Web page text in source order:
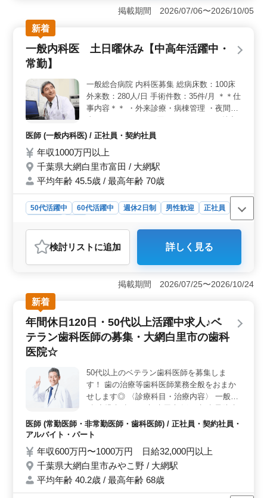
ービスでは50代以上の経験豊富な介護士を積極的に募集
しています。週2〜3日からの勤務も可能で年収200万円か
ら400万円、時給1,000円から1,800円という魅力的な待遇
があります。 ＜やりがいのある業務内容＞ 利用者
の食事介助や排泄介助、レクリエーションの企画・実施
など幅広い介護業務を担当します。またリハビリテーシ
割となります。経験を活かして利用者の笑顔と安心を支
えるお仕事です。 ＜働きやすい環境＞ 週2〜3日か
らの柔軟な勤務体制でライフスタイルに合わせて働くこ
とができます。即日勤務可能な方は優遇されます。アッ
トホームな雰囲気の職場で最後の職場として充実した介
護スタッフ生活を送りませんか。
掲載期間 2026/07/06〜2026/10/05
新着
一般内科医 土日曜休み【中高年活躍中・
常勤】
一般総合病院 内科医募集 総病床数：100床
外来数：280人/日 手術件数：35件/月 ＊＊仕
事内容＊＊ ・外来診療・病棟管理 ・夜間当
直：あり（1ヶ月に2回程） ＊＊ココが魅力
＊＊ ・土日祝休み ・職場環境がいい ・住宅
医師 (一般内科医) / 正社員・契約社員
年収1000万円以上
千葉県大網白里市富田 / 大網駅
平均年齢 45.5歳 / 最高年齢 70歳
50代活躍中 60代活躍中 週休2日制 男性歓迎
正社員
おすすめポイント
＜職場環境＞ この求人は、一般総合病院内の一般内科
医の募集です。土日祝日休みで、住宅費補助があるなど
＜勤務条件＞ 夜間当直は月に2回程度です。医師として
の専門スキルを活かしながらも、比較的ワークライフバ
ランスの取れた生活が可能です。 ＜シニア世代活躍
中＞ この病院では、50代60代の医師も活躍中であり、
様々な世代の医師が協力しながら働いています。経験豊
富な先輩医師から学べる機会も多く、患者さんへの質の
高い医療を提供することができます。
検討リスト に追加 詳しく見る
掲載期間 2026/07/25〜2026/10/24
新着
年間休日120日・50代以上活躍中求人♪ベ
テラン歯科医師の募集・大網白里市の歯科
医院☆
50代以上のベテラン歯科医師を募集しま
す！ 歯の治療等歯科医師業務全般をおまか
せします◎ 〈診療科目・治療内容〉 一般歯
科 審美歯科 歯科口腔外科 インプラント
〈ポイント〉 ・年間休日120日 ・勤務日相
交通費全額支給 ・社会保険完備 ・車通勤可
◎ 当院は丁寧で十分な説明を徹底していま
す！ また、できるだけ削らない治療を行っ
ております。 皆様からのご応募、お待ちし
医師 (常勤医師・非常勤医師・歯科医師) / 正社員・契約社員・
アルバイト・パート
年収600万円〜1000万円 日給32,000円以上
千葉県大網白里市みやこ野 / 大網駅
平均年齢 40.2歳 / 最高年齢 68歳